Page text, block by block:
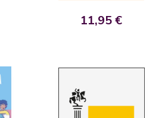
11,95 €